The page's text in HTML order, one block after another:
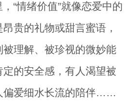
“情绪价值”就像恋爱中的
贵的礼物或甜言蜜语，
理解、被珍视的微妙能
的安全感，有人渴望被
偏爱细水长流的陪伴……